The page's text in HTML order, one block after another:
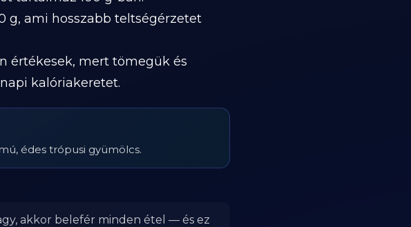
g, ami hosszabb teltségérzetet
értékesek, mert tömegük és
kalóriakeretet.
édes trópusi gyümölcs.
akkor belefér minden étel — és ez